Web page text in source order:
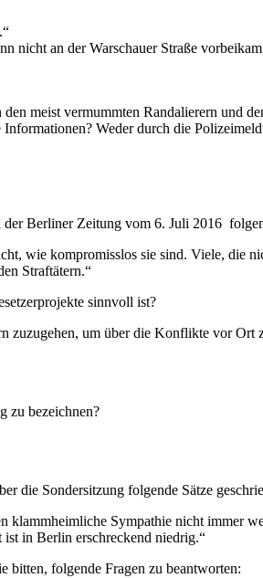
nicht an der Warschauer Straße
meist vermummten Randalierern und
Informationen? Weder durch die
der Berliner Zeitung vom 6. Juli 2016
wie kompromisslos sie sind. Viele, die
Straftätern.“
sinnvoll ist?
zuzugehen, um über die Konflikte vor Ort
zu bezeichnen?
die Sondersitzung folgende Sätze
klammheimliche Sympathie nicht immer
in Berlin erschreckend niedrig.“
bitten, folgende Fragen zu beantworten: